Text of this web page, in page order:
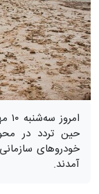
حین تردد در
خودروهای
آمدند.